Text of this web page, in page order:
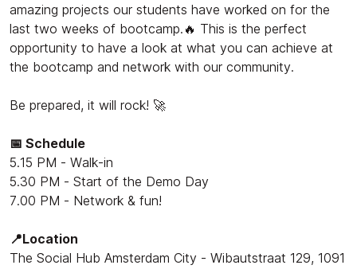
amazing projects our students have worked on for the
last two weeks of bootcamp.🔥 This is the perfect
opportunity to have a look at what you can achieve at
the bootcamp and network with our community.
Be prepared, it will rock! 🚀
📅 Schedule
5.15 PM - Walk-in
5.30 PM - Start of the Demo Day
7.00 PM - Network & fun!
📍Location
The Social Hub Amsterdam City - Wibautstraat 129, 1091